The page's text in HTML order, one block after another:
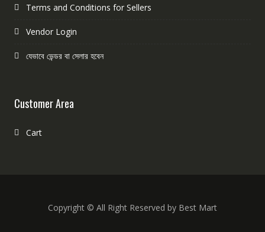
Terms and Conditions for Sellers
Vendor Login
যেভাবে ভেন্ডর বা সেলার হবেন
Customer Area
Cart
Copyright © All Right Reserved by Best Mart